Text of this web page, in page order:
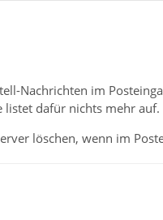
Nachrichten im
listet dafür nichts mehr auf.
löschen, wenn im